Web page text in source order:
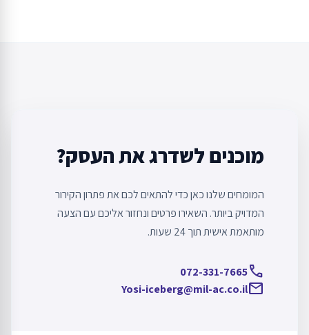
מוכנים לשדרג את העסק?
המומחים שלנו כאן כדי להתאים לכם את פתרון הקירור
המדויק ביותר. השאירו פרטים ונחזור אליכם עם הצעה
מותאמת אישית תוך 24 שעות.
call
072-331-7665
mail
Yosi-iceberg@mil-ac.co.il